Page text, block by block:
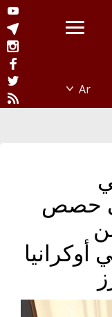
حصص
أوكرانيا